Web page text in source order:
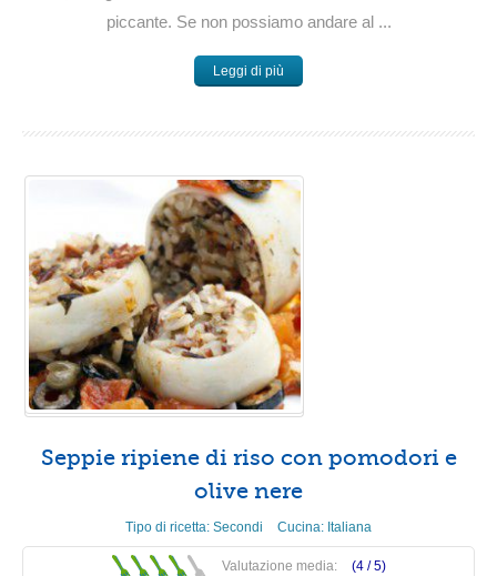
piccante. Se non possiamo andare al ...
Leggi di più
Seppie ripiene di riso con pomodori e
olive nere
Tipo di ricetta: Secondi Cucina: Italiana
Valutazione media: (4 /5)